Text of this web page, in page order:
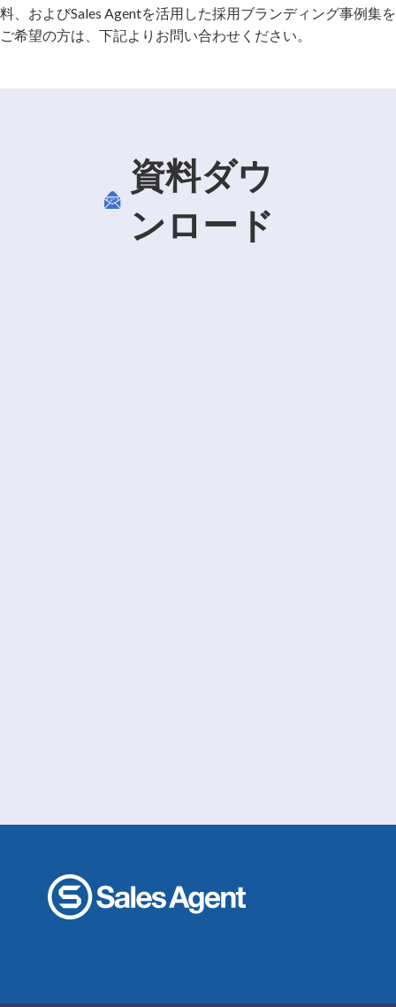
料、およびSales Agentを活用した採用ブランディング事例集を
ご希望の方は、下記よりお問い合わせください。
資料ダウ
ンロード